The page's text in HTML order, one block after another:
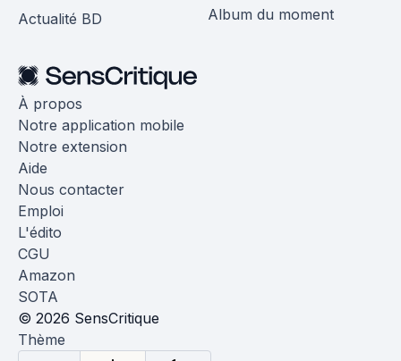
Actualité BD
Album du moment
À propos
Notre application mobile
Notre extension
Aide
Nous contacter
Emploi
L'édito
CGU
Amazon
SOTA
© 2026 SensCritique
Thème